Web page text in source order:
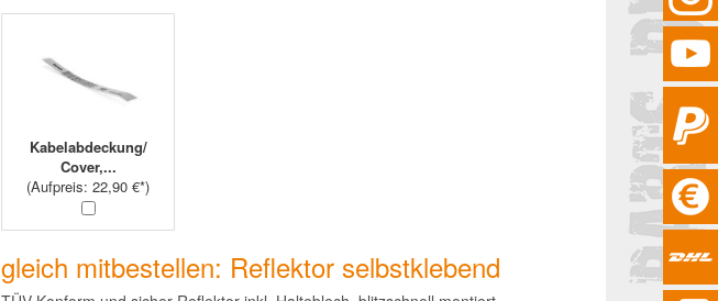
Kabelabdeckung/
Cover,...
(Aufpreis: 22,90 €*)
gleich mitbestellen: Reflektor selbstklebend